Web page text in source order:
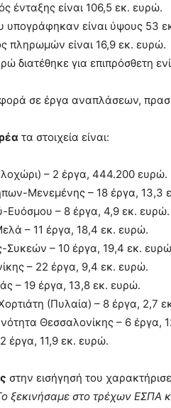
ένταξης είναι 106,5 εκ. ευρώ.
υπογράφηκαν είναι ύψους 53
πληρωμών είναι 16,9 εκ. ευρώ.
διατέθηκε για επιπρόσθετη
σε έργα αναπλάσεων,
τα στοιχεία είναι:
– 2 έργα, 444.200 ευρώ.
Μενεμένης – 18 έργα, 13,3
Ευόσμου – 8 έργα, 4,9 εκ. ευρώ.
– 11 έργα, 18,4 εκ. ευρώ.
– 10 έργα, 19,4 εκ.
– 22 έργα, 9,4 εκ. ευρώ.
– 19 έργα, 13,8 εκ. ευρώ.
(Πυλαία) – 8 έργα, 2,7
Θεσσαλονίκης – 6 έργα,
έργα, 11,9 εκ. ευρώ.
στην εισήγησή του
ξεκινήσαμε στο τρέχων ΕΣΠΑ